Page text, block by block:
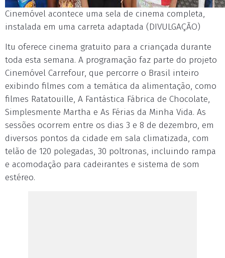
Cinemóvel acontece uma sela de cinema completa,
instalada em uma carreta adaptada (DIVULGAÇÃO)
Itu oferece cinema gratuito para a criançada durante
toda esta semana. A programação faz parte do projeto
Cinemóvel Carrefour, que percorre o Brasil inteiro
exibindo filmes com a temática da alimentação, como
filmes Ratatouille, A Fantástica Fábrica de Chocolate,
Simplesmente Martha e As Férias da Minha Vida. As
sessões ocorrem entre os dias 3 e 8 de dezembro, em
diversos pontos da cidade em sala climatizada, com
telão de 120 polegadas, 30 poltronas, incluindo rampa
e acomodação para cadeirantes e sistema de som
estéreo.